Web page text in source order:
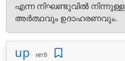
എന്ന നിഘണ്ടുവിൽ നിന്നുള്ള
അർത്ഥവും ഉദാഹരണവും.
up verb